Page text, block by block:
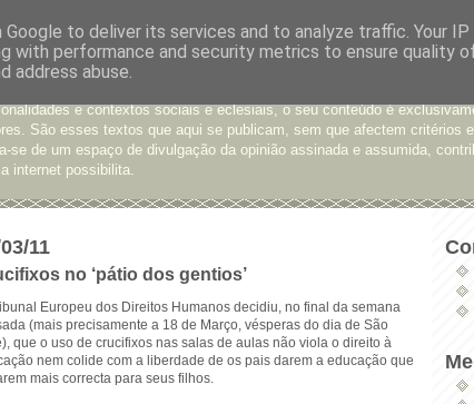
de Opinião
e contextos sociais e eclesiais, o seu conteúdo é
São esses textos que aqui se publicam, sem que afectem critérios
se de um espaço de divulgação da opinião assinada e assumida,
internet possibilita.
11
no ‘pátio dos gentios’
Europeu dos Direitos Humanos decidiu, no final da semana
(mais precisamente a 18 de Março, vésperas do dia de São
que o uso de crucifixos nas salas de aulas não viola o direito à
nem colide com a liberdade de os pais darem a educação que
mais correcta para seus filhos.
to deliver its services and to analyze traffic. Your
with performance and security metrics to ensure quality
address abuse.